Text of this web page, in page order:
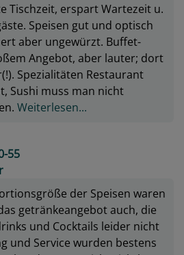
Tischzeit, erspart Wartezeit u.
Speisen gut und optisch
aber ungewürzt. Buffet-
Angebot, aber lauter; dort
Spezialitäten Restaurant
Sushi muss man nicht
Weiterlesen...
55
der Speisen waren
getränkeangebot auch, die
und Cocktails leider nicht
und Service wurden bestens